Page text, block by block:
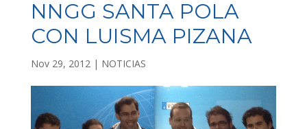
NNGG SANTA POLA
CON LUISMA PIZANA
Nov 29, 2012| NOTICIAS